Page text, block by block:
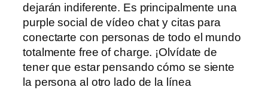
dejarán indiferente. Es principalmente una
purple social de vídeo chat y citas para
conectarte con personas de todo el mundo
totalmente free of charge. ¡Olvídate de
tener que estar pensando cómo se siente
la persona al otro lado de la línea